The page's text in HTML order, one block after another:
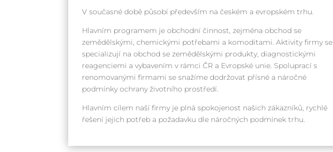
V současné době působí především na českém a evropském trhu.
Hlavním programem je obchodní činnost, zejména obchod se
zemědělskými, chemickými potřebami a komoditami. Aktivity firmy se
specializují na obchod se zemědělskými produkty, diagnostickými
reagenciemi a vybavením v rámci ČR a Evropské unie. Spoluprací s
renomovanými firmami se snažíme dodržovat přísné a náročné
podmínky ochrany životního prostředí.
Hlavním cílem naší firmy je plná spokojenost našich zákazníků, rychlé
řešení jejich potřeb a požadavku dle náročných podmínek trhu.